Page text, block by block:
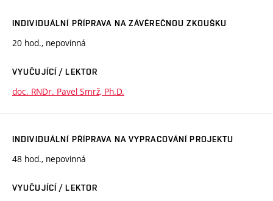
INDIVIDUÁLNÍ PŘÍPRAVA NA ZÁVĚREČNOU ZKOUŠKU
20 hod., nepovinná
VYUČUJÍCÍ / LEKTOR
doc. RNDr. Pavel Smrž, Ph.D.
INDIVIDUÁLNÍ PŘÍPRAVA NA VYPRACOVÁNÍ PROJEKTU
48 hod., nepovinná
VYUČUJÍCÍ / LEKTOR